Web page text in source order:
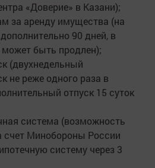
«Доверие» в Казани);
за аренду имущества (на
90 дней, в
может быть продлен);
(двухнедельный
не реже одного раза в
отпуск 15 суток
система (возможность
счет Минобороны России
систему через 3